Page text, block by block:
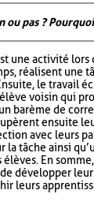
ou pas ?
une activité lors
réalisent une
le travail
voisin qui
barème de
ensuite
avec leurs
la tâche ainsi
En
développer
leurs